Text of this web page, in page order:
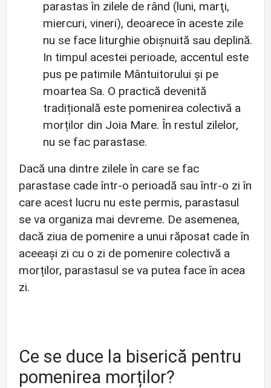
parastas în zilele de rând (luni, marţi,
miercuri, vineri), deoarece în aceste zile
nu se face liturghie obişnuită sau deplină.
In timpul acestei perioade, accentul este
pus pe patimile Mântuitorului și pe
moartea Sa. O practică devenită
tradițională este pomenirea colectivă a
morților din Joia Mare. În restul zilelor,
nu se fac parastase.
Dacă una dintre zilele în care se fac
parastase cade într-o perioadă sau într-o zi în
care acest lucru nu este permis, parastasul
se va organiza mai devreme. De asemenea,
dacă ziua de pomenire a unui răposat cade în
aceeași zi cu o zi de pomenire colectivă a
morților, parastasul se va putea face în acea
zi.
Ce se duce la biserică pentru
pomenirea morților?